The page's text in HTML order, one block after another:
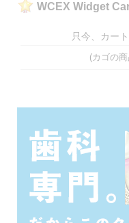
WCEX Widget
只今、カー
(カゴの